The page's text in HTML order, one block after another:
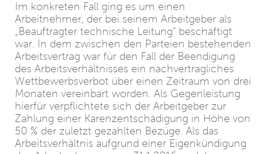
Im konkreten Fall ging es um einen
Arbeitnehmer, der bei seinem Arbeitgeber als
„Beauftragter technische Leitung“ beschäftigt
war. In dem zwischen den Parteien bestehenden
Arbeitsvertrag war für den Fall der Beendigung
des Arbeitsverhältnisses ein nachvertragliches
Wettbewerbsverbot über einen Zeitraum von drei
Monaten vereinbart worden. Als Gegenleistung
hierfür verpflichtete sich der Arbeitgeber zur
Zahlung einer Karenzentschädigung in Höhe von
50 % der zuletzt gezahlten Bezüge. Als das
Arbeitsverhältnis aufgrund einer Eigenkündigung